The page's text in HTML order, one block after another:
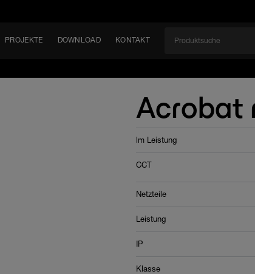
PROJEKTE DOWNLOAD KONTAKT
Acrobat
lm Leistung
CCT
Netzteile
Leistung
IP
Klasse